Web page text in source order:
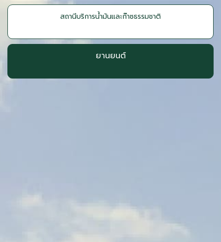
สถานีบริการน้ำมันและก๊าซธรรมชาติ
ยานยนต์